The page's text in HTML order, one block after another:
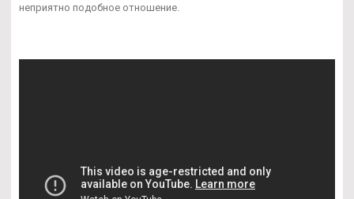
неприятно подобное отношение.